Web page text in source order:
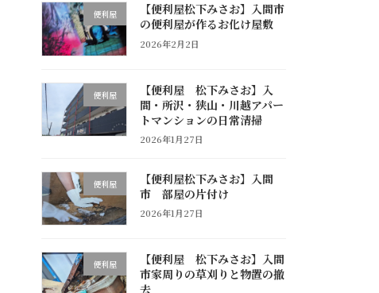
便利屋
【便利屋松下みさお】入間市
の便利屋が作るお化け屋敷
2026年2月2日
便利屋
【便利屋 松下みさお】入
間・所沢・狭山・川越アパー
トマンションの日常清掃
2026年1月27日
便利屋
【便利屋松下みさお】入間
市 部屋の片付け
2026年1月27日
便利屋
【便利屋 松下みさお】入間
市家周りの草刈りと物置の撤
去